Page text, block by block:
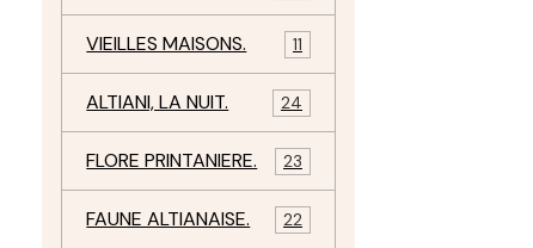
VIEILLES MAISONS. 11
ALTIANI, LA NUIT. 24
FLORE PRINTANIERE. 23
FAUNE ALTIANAISE. 22